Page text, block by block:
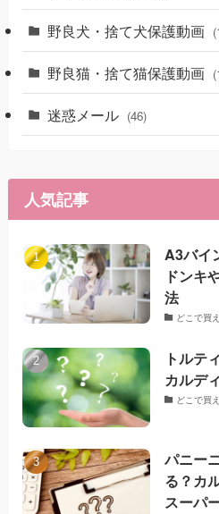
野良犬・捨て犬保護動画
野良猫・捨て猫保護動画
迷惑メール (46)
人気記事
A3バイ
ドンキ
法
どこで買
トルテ
カルデ
どこで買
パニー
る？カ
スーパ